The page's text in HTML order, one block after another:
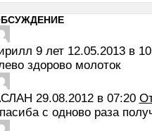
9 лет 12.05.2013 в
здорово молоток
29.08.2012 в 07:20
с одново раза